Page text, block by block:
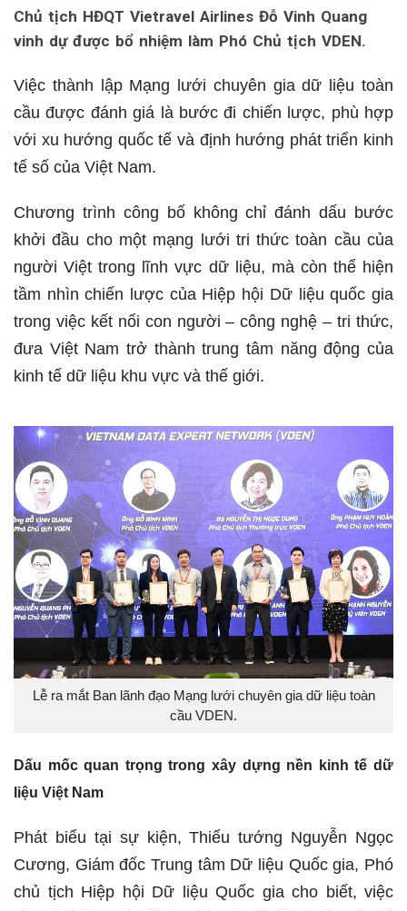
Chủ tịch HĐQT Vietravel Airlines Đỗ Vinh Quang
vinh dự được bổ nhiệm làm Phó Chủ tịch VDEN.
Việc thành lập Mạng lưới chuyên gia dữ liệu toàn
cầu được đánh giá là bước đi chiến lược, phù hợp
với xu hướng quốc tế và định hướng phát triển kinh
tế số của Việt Nam.
Chương trình công bố không chỉ đánh dấu bước
khởi đầu cho một mạng lưới tri thức toàn cầu của
người Việt trong lĩnh vực dữ liệu, mà còn thể hiện
tầm nhìn chiến lược của Hiệp hội Dữ liệu quốc gia
trong việc kết nối con người – công nghệ – tri thức,
đưa Việt Nam trở thành trung tâm năng động của
kinh tế dữ liệu khu vực và thế giới.
Lễ ra mắt Ban lãnh đạo Mạng lưới chuyên gia dữ liệu toàn
cầu VDEN.
Dấu mốc quan trọng trong xây dựng nền kinh tế dữ
liệu Việt Nam
Phát biểu tại sự kiện, Thiếu tướng Nguyễn Ngọc
Cương, Giám đốc Trung tâm Dữ liệu Quốc gia, Phó
chủ tịch Hiệp hội Dữ liệu Quốc gia cho biết, việc